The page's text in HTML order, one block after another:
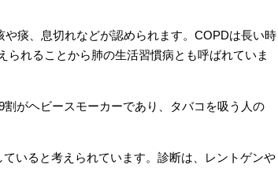
痰、息切れなどが認められます。COPDは長い時
れることから肺の生活習慣病とも呼ばれていま
がヘビースモーカーであり、タバコを吸う人の
いると考えられています。診断は、レントゲンや